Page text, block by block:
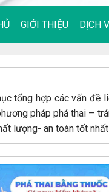
GIỚI THIỆU DỊCH
tổng hợp các vấn đề
pháp phá thai –
lượng- an toàn tốt